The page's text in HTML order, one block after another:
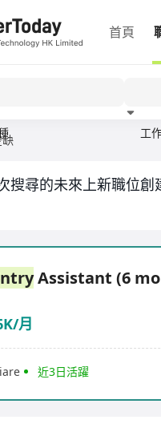
首頁
工
搜尋的未來上新職位創
Assistant (6
月
近3日活躍